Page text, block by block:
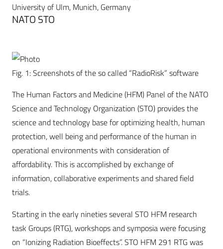
University of Ulm, Munich, Germany
NATO STO
Fig. 1: Screenshots of the so called “RadioRisk” software
The Human Factors and Medicine (HFM) Panel of the NATO
Science and Technology Organization (STO) provides the
science and technology base for optimizing health, human
protection, well being and performance of the human in
operational environments with consideration of
affordability. This is accomplished by exchange of
information, collaborative experiments and shared field
trials.
Starting in the early nineties several STO HFM research
task Groups (RTG), workshops and symposia were focusing
on “Ionizing Radiation Bioeffects”. STO HFM 291 RTG was